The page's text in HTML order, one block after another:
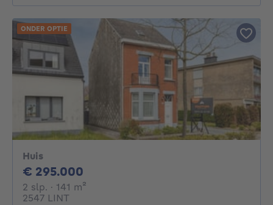
Huis
€ 295.000
2 slp. 2 slaapkamers
· 141 m²
2547 LINT
ONDER OPTIE